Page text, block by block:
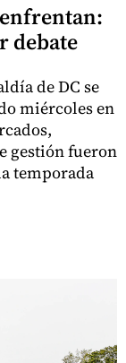
debate
de DC se
miércoles en
gestión fueron
temporada